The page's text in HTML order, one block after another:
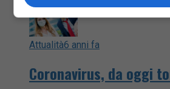
Attualità6 anni fa
Coronavirus, da oggi